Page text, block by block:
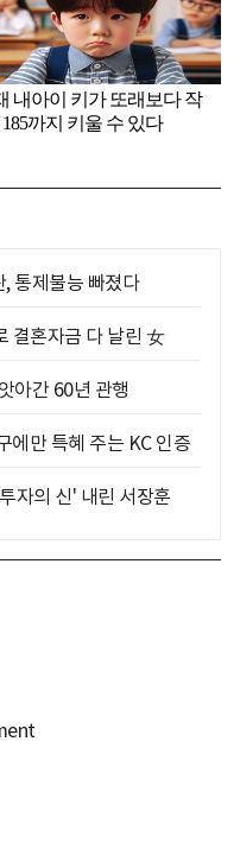
통제불능 빠졌다
결혼자금 다 날린 女
아간 60년 관행
만 특혜 주는 KC 인증
자의 신' 내린 서장훈